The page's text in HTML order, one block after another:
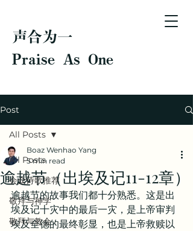
声合为一
Praise As One
Post
All Posts
会众诗歌推荐
敬拜与神学
敬拜与教会
All Posts
逾越节（出埃及记11-12章）
Boaz Wenhao Yang
5 min read
逾越节的故事我们都十分熟悉。这是出
埃及记十灾中的最后一灾，是上帝审判
埃及全德的最终彰显，也是上帝救赎以